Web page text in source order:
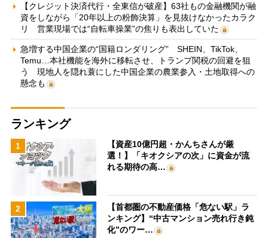
【クレジット決済代行・全東信が破産】63社もの金融機関が融
資をしながら「20年以上の粉飾決算」を見抜けなかったカラク
リ 営業現場では“自転車操業”の焦りも表出していた
急増する中国企業の“国籍ロンダリング” SHEIN、TikTok、
Temu…本社機能を海外に移転させ、トランプ関税の回避を狙
う 現地人を隠れ蓑にした中国企業の農業参入・土地取得への
懸念も
ランキング
1
【資産10億円超・かんちさんが厳
選！】「キオクシアの次」に資金が流
れる期待の高…
2
【首都圏の不動産価格「危ない駅」ラ
ンキング】“中古マンション売れ行き鈍
化”のワー…